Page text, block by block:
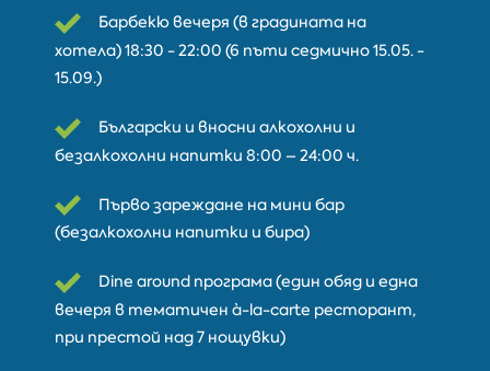
Барбекю вечеря (в градината на
хотела) 18:30 - 22:00 (6 пъти седмично 15.05. -
15.09.)
Български и вносни алкохолни и
безалкохолни напитки 8:00 – 24:00 ч.
Първо зареждане на мини бар
(безалкохолни напитки и бира)
Dine around програма (един обяд и една
вечеря в тематичен à-la-carte ресторант,
при престой над 7 нощувки)